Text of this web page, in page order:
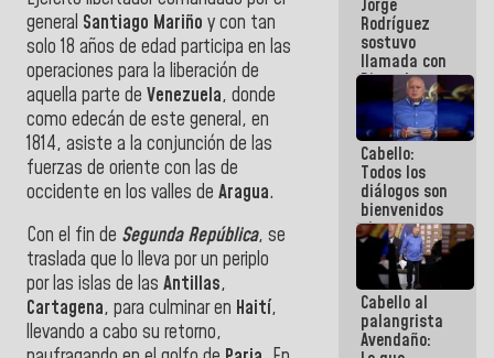
general Santiago Mariño y con tan
solo 18 años de edad participa en las
operaciones para la liberación de
aquella parte de Venezuela, donde
como edecán de este general, en
1814, asiste a la conjunción de las
fuerzas de oriente con las de
occidente en los valles de Aragua.
Con el fin de Segunda República, se
traslada que lo lleva por un periplo
por las islas de las Antillas,
Cartagena, para culminar en Haití,
llevando a cabo su retorno,
públicos
Jorge
Rodríguez
sostuvo
llamada con
Dinorah
Figuera y
acuerdan
primer
encuentro
presencial
para el
diálogo
Cabello:
Todos los
diálogos son
bienvenidos
siempre que
estén en el
marco de la
Constitución
de la
República
Cabello al
palangrista
Avendaño: